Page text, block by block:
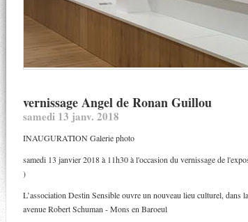
vernissage Angel de Ronan Guillou
samedi 13 janv. 2018
INAUGURATION Galerie photo
samedi 13 janvier 2018 à 11h30 à l'occasion du vernissage de
)
L’association Destin Sensible ouvre un nouveau lieu culturel,
avenue Robert Schuman - Mons en Baroeul